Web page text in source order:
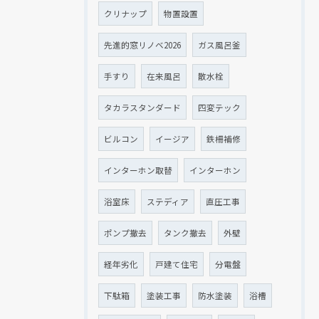
クリナップ 物置設置
先進的窓リノベ2026 ガス風呂釜
手すり 在来風呂 散水栓
タカラスタンダード 四変テック
ビルコン イージア 鉄柵補修
インターホン取替 インターホン
浴室床 ステディア 直圧工事
ポンプ撤去 タンク撤去 外壁
経年劣化 戸建て住宅 分電盤
下駄箱 塗装工事 防水塗装 浴槽